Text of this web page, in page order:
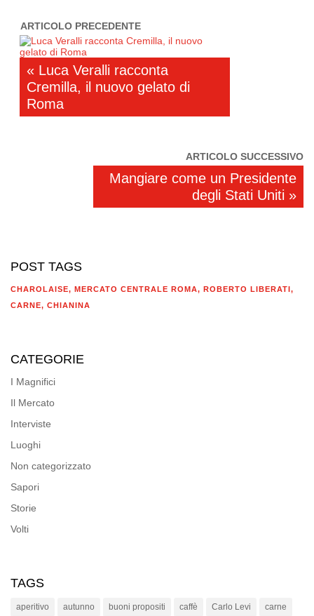
ARTICOLO PRECEDENTE
« Luca Veralli racconta
Cremilla, il nuovo gelato di
Roma
ARTICOLO SUCCESSIVO
Mangiare come un Presidente
degli Stati Uniti »
POST TAGS
CHAROLAISE, MERCATO CENTRALE ROMA, ROBERTO LIBERATI,
CARNE, CHIANINA
CATEGORIE
I Magnifici
Il Mercato
Interviste
Luoghi
Non categorizzato
Sapori
Storie
Volti
TAGS
aperitivo autunno buoni propositi caffè Carlo Levi carne